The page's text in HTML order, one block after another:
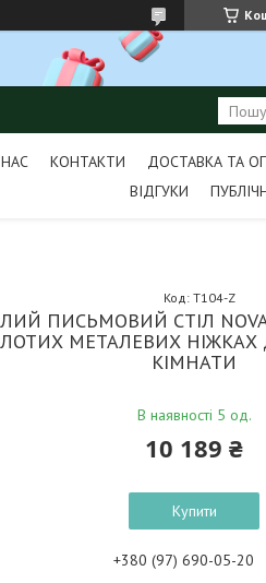
КОНТАКТИ ДОСТАВКА ТА
ВІДГУКИ
ПИСЬМОВИЙ СТІЛ
МЕТАЛЕВИХ НІЖКАХ
КІМНАТИ
В наявності 5 од.
Код:T104-Z
10 189 ₴
Купити
+380 (97) 690-05-20